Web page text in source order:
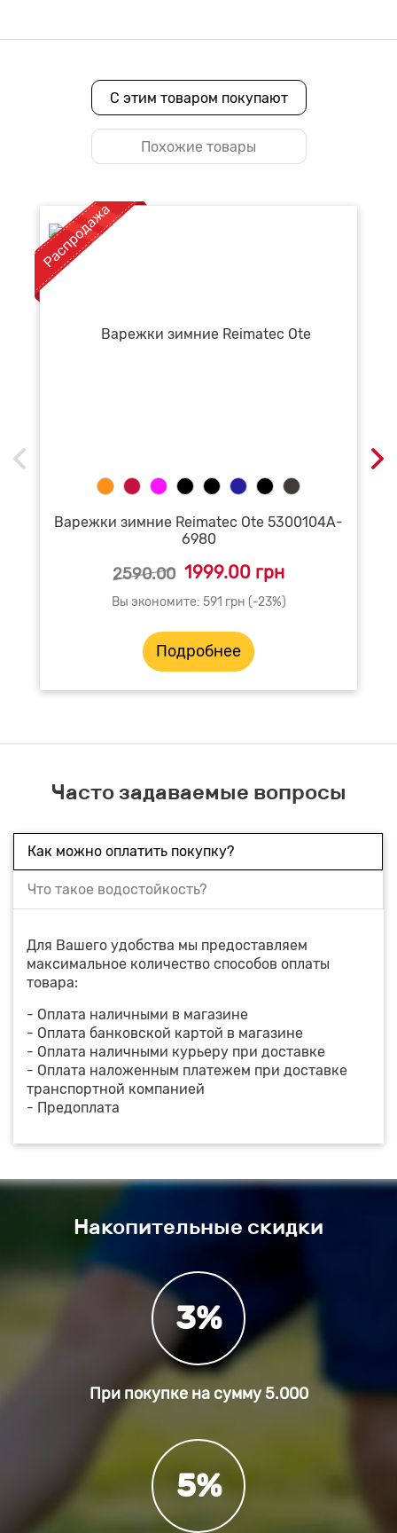
С этим товаром покупают
Похожие товары
Варежки зимние Reimatec Ote 5300104A-
6980
2590.00 1999.00 грн
Вы экономите: 591 грн (-23%)
Подробнее
Часто задаваемые вопросы
Как можно оплатить покупку?
Что такое водостойкость?
Для Вашего удобства мы предоставляем
максимальное количество способов оплаты
товара:
- Оплата наличными в магазине
- Оплата банковской картой в магазине
- Оплата наличными курьеру при доставке
- Оплата наложенным платежем при доставке
транспортной компанией
- Предоплата
Накопительные скидки
3%
При покупке на сумму5.000
5%